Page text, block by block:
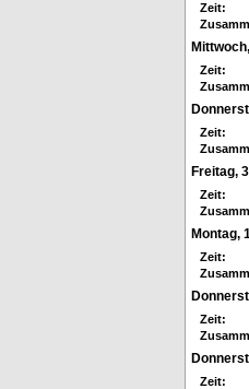
Zeit:
Zeit:
Zeit:
Freitag,
Zeit:
Montag,
Zeit:
Zeit:
Zeit: